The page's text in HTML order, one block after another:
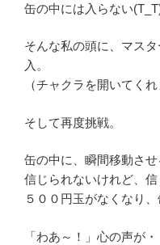
缶の中には入らない
そんな私の頭に、マス
入。
（チャクラを開いてくれ
そして再度挑戦。
缶の中に、瞬間移動さ
信じられないけれど、
５００円玉がなくなり
「わあ～！」心の声が